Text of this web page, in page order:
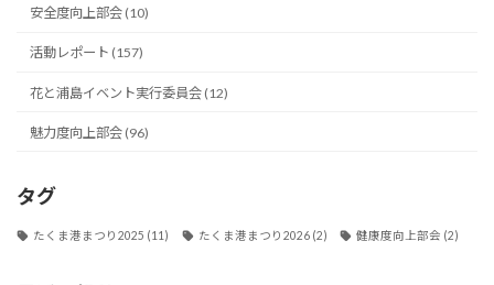
安全度向上部会 (10)
活動レポート (157)
花と浦島イベント実行委員会 (12)
魅力度向上部会 (96)
タグ
たくま港まつり2025 (11) たくま港まつり2026(2) 健康度向上部会 (2)